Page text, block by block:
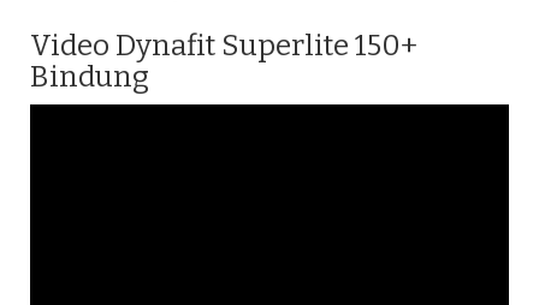
Video Dynafit Superlite 150+
Bindung